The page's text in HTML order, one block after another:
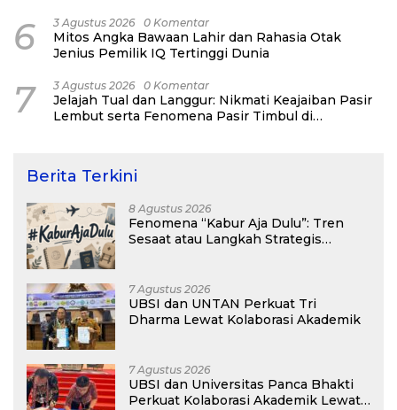
6 3 Agustus 2026 0 Komentar
Mitos Angka Bawaan Lahir dan Rahasia Otak
Jenius Pemilik IQ Tertinggi Dunia
7 3 Agustus 2026 0 Komentar
Jelajah Tual dan Langgur: Nikmati Keajaiban Pasir
Lembut serta Fenomena Pasir Timbul di
Berita Terkini
8 Agustus 2026
Fenomena “Kabur Aja Dulu”: Tren
Sesaat atau Langkah Strategis
7 Agustus 2026
UBSI dan UNTAN Perkuat Tri
Dharma Lewat Kolaborasi Akademik
7 Agustus 2026
UBSI dan Universitas Panca Bhakti
Perkuat Kolaborasi Akademik Lewat